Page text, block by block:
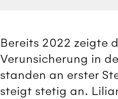
Bereits 2022 zeigte
Verunsicherung in
standen an erster
steigt stetig an.